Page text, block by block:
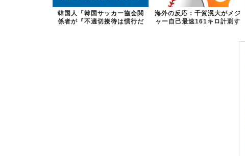
韓国人「韓国サッカー協会関
係者が『不適切接待は慣行だ
海外の反応：千賀滉大がメジ
ャー自己最速161キロ計測す